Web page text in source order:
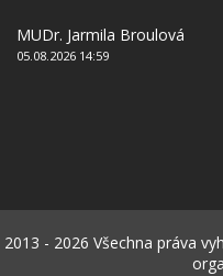
MUDr. Jarmila Broulová
05.08.2026 14:59
2013 - 2026 Všechna práva